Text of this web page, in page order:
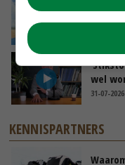
wel
31-07-2026
KENNISPARTNERS